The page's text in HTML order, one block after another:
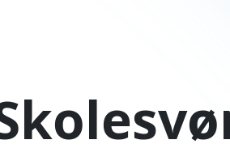
Mer om Skolesvømming